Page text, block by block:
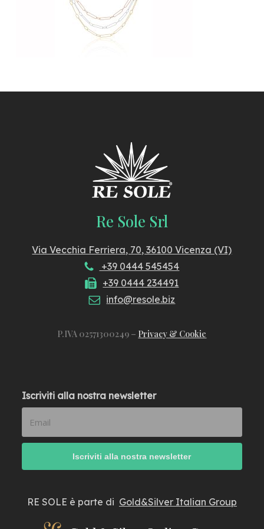
Re Sole Srl
Via Vecchia Ferriera, 70, 36100 Vicenza (VI)
+39 0444 545454
+39 0444 234491
info@resole.biz
P.IVA 02571300249 – Privacy & Cookie
Iscriviti alla nostra newsletter
RE SOLE è parte di Gold&Silver Italian Group